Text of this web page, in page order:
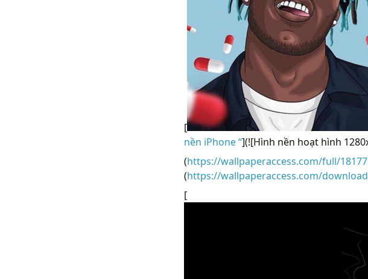
[
nền iPhone “](![Hình nền hoạt hình
(https://wallpaperaccess.com/full/
(https://wallpaperaccess.com/
[